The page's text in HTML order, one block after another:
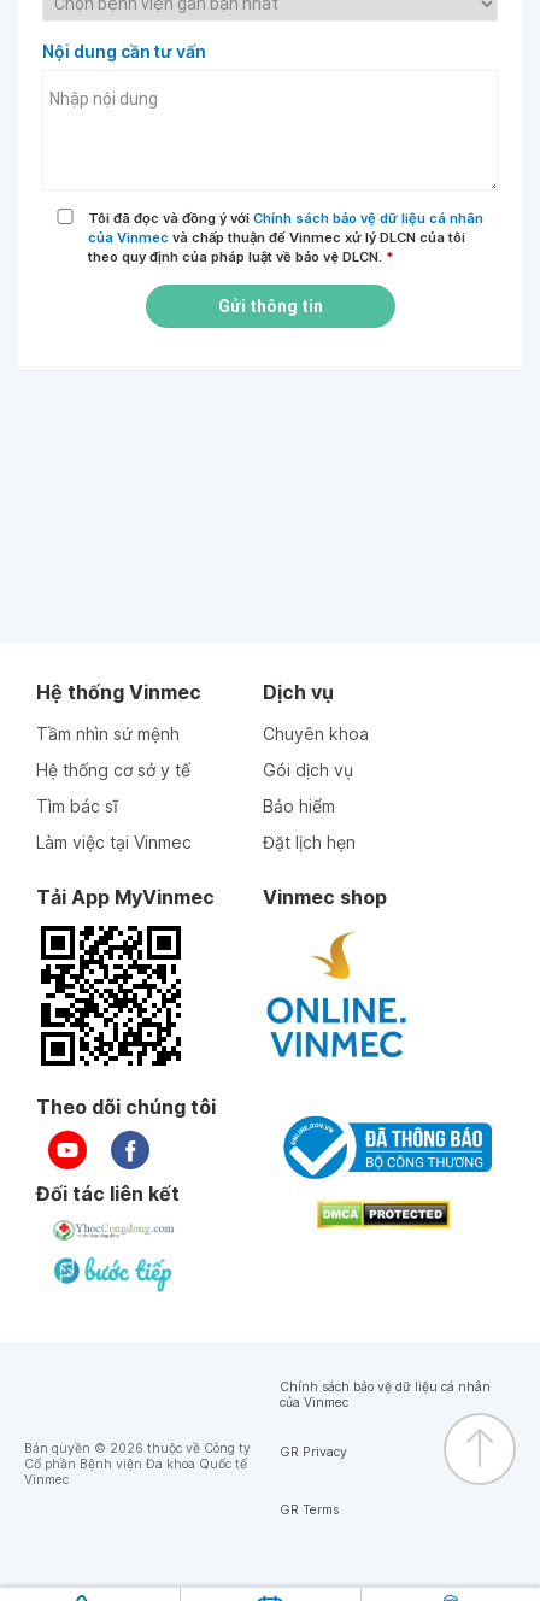
Nội dung cần tư vấn
Tôi đã đọc và đồng ý với Chính sách bảo vệ dữ liệu cá nhân
của Vinmec và chấp thuận để Vinmec xử lý DLCN của tôi
theo quy định của pháp luật về bảo vệ DLCN. *
Gửi thông tin
Hệ thống Vinmec
Tầm nhìn sứ mệnh
Hệ thống cơ sở y tế
Tìm bác sĩ
Làm việc tại Vinmec
Dịch vụ
Chuyên khoa
Gói dịch vụ
Bảo hiểm
Đặt lịch hẹn
Tải App MyVinmec Vinmec shop
Theo dõi chúng tôi
Đối tác liên kết
Bản quyền © 2026 thuộc về Công ty
Cổ phần Bệnh viện Đa khoa Quốc tế
Vinmec
Chính sách bảo vệ dữ liệu cá nhân
của Vinmec
GR Privacy
GR Terms